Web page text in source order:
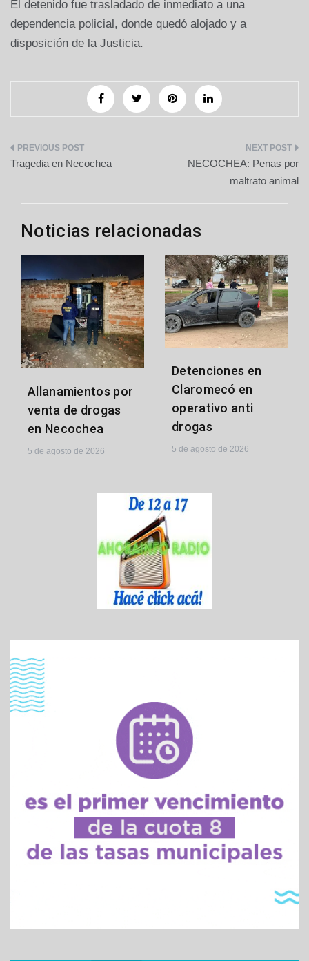
El detenido fue trasladado de inmediato a una
dependencia policial, donde quedó alojado y a
disposición de la Justicia.
Navegación
entradas
Tragedia en Necochea
NECOCHEA: Penas por
maltrato animal
Noticias relacionadas
Allanamientos por
venta de drogas
en Necochea
5 de agosto de 2026
Detenciones en
Claromecó en
operativo anti
drogas
5 de agosto de 2026